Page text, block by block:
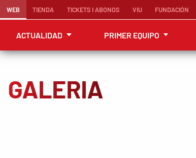
WEB TIENDA TICKETS I ABONOS VIU FUNDACIÓN
ACTUALIDAD PRIMER EQUIPO
GALERIA